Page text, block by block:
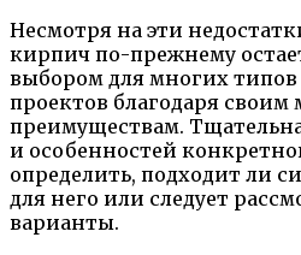
Несмотря на эти
кирпич по-прежнему
выбором для многих
проектов благодаря
преимуществам.
и особенностей
определить, подходит ли
для него или следует
варианты.